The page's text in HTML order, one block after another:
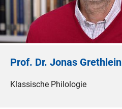
Prof. Dr. Jonas Grethlein
Klassische Philologie